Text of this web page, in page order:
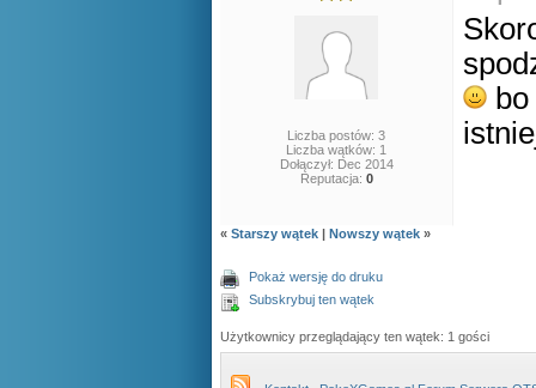
Liczba postów: 3
Liczba wątków: 1
Dołączył: Dec 2014
Reputacja: 0
« Starszy wątek | Nowszy wątek »
Pokaż wersję do druku
Subskrybuj ten wątek
Użytkownicy przeglądający ten wątek: 1 gości